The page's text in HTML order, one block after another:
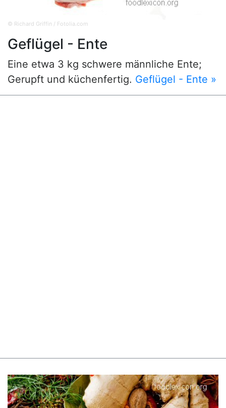
© Richard Griffin / Fotolia.com
Geflügel - Ente
Eine etwa 3 kg schwere männliche Ente;
Gerupft und küchenfertig. Geflügel - Ente »